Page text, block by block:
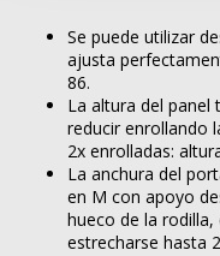
Se puede utilizar
ajusta
86.
La altura del panel
reducir enrollando
2x enrolladas:
La anchura del
en M con apoyo
hueco de la rodilla,
estrecharse hasta